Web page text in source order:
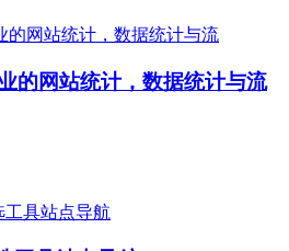
的网站统计，数据统计与流